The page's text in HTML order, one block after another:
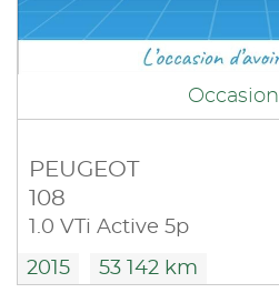
Occasion
PEUGEOT
108
1.0 VTi Active 5p
2015 53 142 km